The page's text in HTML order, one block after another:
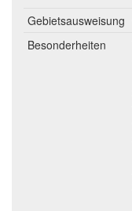
Gebietsausweisung
Besonderheiten